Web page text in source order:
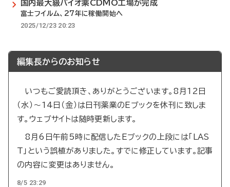
国内最大級バイオ薬CDMO工場が完成
富士フイルム、27年に稼働開始へ
2025/12/23 20:23
編集長からのお知らせ
いつもご愛読頂き、ありがとうございます。8月12日
（水）～14日（金）は日刊薬業のEブックを休刊に致しま
す。ウェブサイトは随時更新します。
8月6日午前5時に配信したEブックの上段には「LAS
T」という誤植がありました。すでに修正しています。記事
の内容に変更はありません。
8/5 23:29